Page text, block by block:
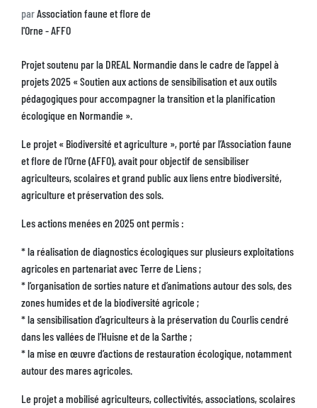
parAssociation faune et flore de
l'Orne - AFFO
Description
Projet soutenu par la DREAL Normandie dans le cadre de l’appel à
projets 2025 « Soutien aux actions de sensibilisation et aux outils
pédagogiques pour accompagner la transition et la planification
écologique en Normandie ».
Le projet « Biodiversité et agriculture », porté par l’Association faune
et flore de l’Orne (AFFO), avait pour objectif de sensibiliser
agriculteurs, scolaires et grand public aux liens entre biodiversité,
agriculture et préservation des sols.
Les actions menées en 2025 ont permis :
* la réalisation de diagnostics écologiques sur plusieurs exploitations
agricoles en partenariat avec Terre de Liens ;
* l’organisation de sorties nature et d’animations autour des sols, des
zones humides et de la biodiversité agricole ;
* la sensibilisation d’agriculteurs à la préservation du Courlis cendré
dans les vallées de l’Huisne et de la Sarthe ;
* la mise en œuvre d’actions de restauration écologique, notamment
autour des mares agricoles.
Le projet a mobilisé agriculteurs, collectivités, associations, scolaires